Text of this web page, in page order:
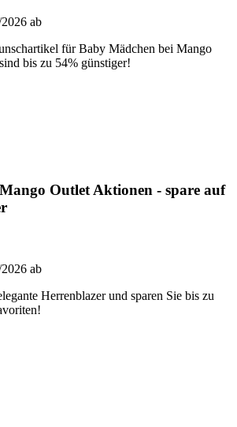
ab
für Baby Mädchen bei Mango
bis zu 54% günstiger!
Outlet Aktionen - spare auf
ab
Herrenblazer und sparen Sie bis zu